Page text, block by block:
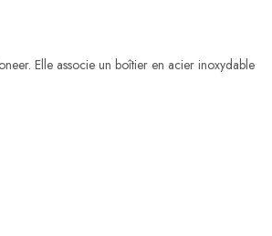
Elle associe un boîtier en acier inoxydable